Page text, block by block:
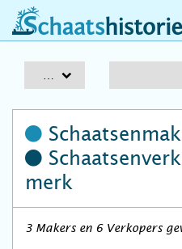
schaatshistorie.nl
merk
3 Makers en 6 Verkopers